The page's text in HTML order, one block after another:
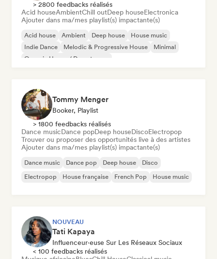
> 2800 feedbacks réalisés
Acid houseAmbientChill outDeep houseElectronica
Ajouter dans ma/mes playlist(s) impactante(s)
Acid house Ambient Deep house
House music
Indie Dance
Melodic & Progressive House
Minimal
Organic House / Downtempo
Tommy Menger
Booker, Playlist
> 1800 feedbacks réalisés
Dance musicDance popDeep houseDiscoElectropop
Trouver ou proposer des opportunités live à des artistes
Ajouter dans ma/mes playlist(s) impactante(s)
Dance music Dance pop Deep house
Disco
Electropop
House française French Pop House music
NOUVEAU
Tati Kapaya
Influenceur·euse Sur Les Réseaux Sociaux
< 100 feedbacks réalisés